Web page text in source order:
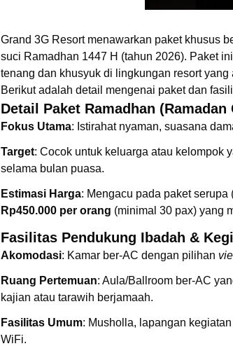
Grand 3G Resort menawarkan paket khusus
suci Ramadhan 1447 H (tahun 2026). Paket
tenang dan khusyuk di lingkungan resort yang
Berikut adalah detail mengenai paket dan
Detail Paket Ramadhan
Fokus Utama: Istirahat nyaman, suasana
Target: Cocok untuk keluarga atau kelompok
selama bulan puasa.
Estimasi Harga: Mengacu pada paket
Rp450.000 per orang (minimal 30 pax) yang
Fasilitas Pendukung Ibadah &
Akomodasi: Kamar ber-AC dengan pilihan
Ruang Pertemuan: Aula/Ballroom ber-AC
kajian atau tarawih berjamaah.
Fasilitas Umum: Musholla, lapangan
WiFi.